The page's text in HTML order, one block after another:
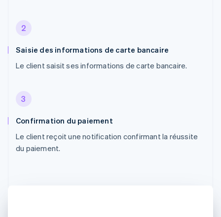
2
Saisie des informations de carte bancaire
Le client saisit ses informations de carte bancaire.
3
Confirmation du paiement
Le client reçoit une notification confirmant la réussite
du paiement.